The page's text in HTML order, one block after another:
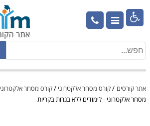

אתר קורסים /קורס מסחר אלקטרוני /קורס מסחר
מסחר אלקטרוני - לימודים ללא בגרות בקריות